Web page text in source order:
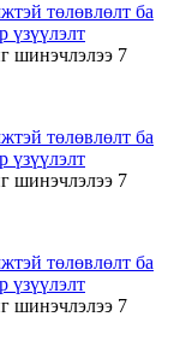
төлөвлөлт ба
үзүүлэлт
шинэчлэлээ 7
төлөвлөлт ба
үзүүлэлт
шинэчлэлээ 7
төлөвлөлт ба
үзүүлэлт
шинэчлэлээ 7